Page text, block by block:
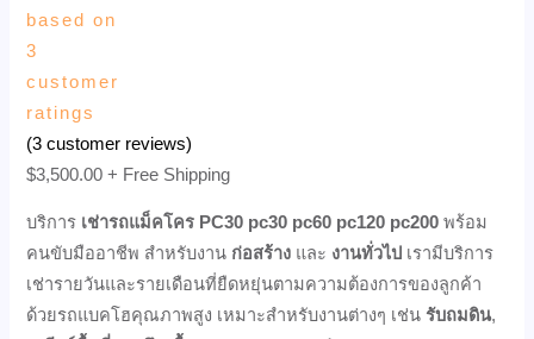
based on
3
customer
ratings
(3 customer reviews)
$3,500.00 + Free Shipping
บริการ เช่ารถแม็คโคร PC30 pc30 pc60 pc120 pc200พร้อม
คนขับมืออาชีพ สำหรับงาน ก่อสร้าง และ งานทั่วไป เรามีบริการ
เช่ารายวันและรายเดือนที่ยืดหยุ่นตามความต้องการของลูกค้า
ด้วยรถแบคโฮคุณภาพสูง เหมาะสำหรับงานต่างๆ เช่นรับถมดิน,